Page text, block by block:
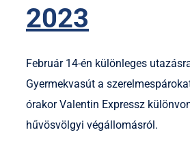
2023
Február 14-én különleges
Gyermekvasút a
órakor Valentin Expressz
hűvösvölgyi végállomásról.